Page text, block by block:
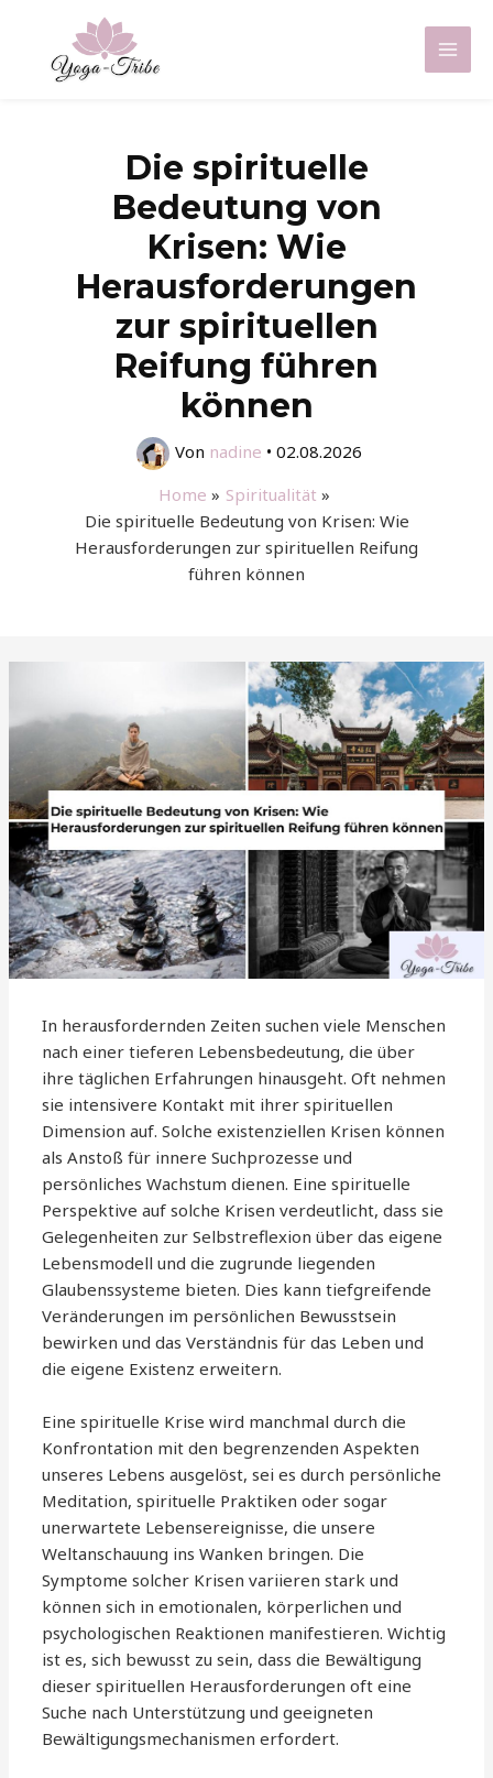
springen
Main
Die spirituelle
Bedeutung von
Krisen: Wie
Herausforderungen
zur spirituellen
Reifung führen
können
Von nadine • 02.08.2026
Home
Spiritualität
Die spirituelle Bedeutung von Krisen: Wie
Herausforderungen zur spirituellen Reifung
führen können
In herausfordernden Zeiten suchen viele Menschen
nach einer tieferen Lebensbedeutung, die über
ihre täglichen Erfahrungen hinausgeht. Oft nehmen
sie intensivere Kontakt mit ihrer spirituellen
Dimension auf. Solche existenziellen Krisen können
als Anstoß für innere Suchprozesse und
persönliches Wachstum dienen. Eine spirituelle
Perspektive auf solche Krisen verdeutlicht, dass sie
Gelegenheiten zur Selbstreflexion über das eigene
Lebensmodell und die zugrunde liegenden
Glaubenssysteme bieten. Dies kann tiefgreifende
Veränderungen im persönlichen Bewusstsein
bewirken und das Verständnis für das Leben und
die eigene Existenz erweitern.
Eine spirituelle Krise wird manchmal durch die
Konfrontation mit den begrenzenden Aspekten
unseres Lebens ausgelöst, sei es durch persönliche
Meditation, spirituelle Praktiken oder sogar
unerwartete Lebensereignisse, die unsere
Weltanschauung ins Wanken bringen. Die
Symptome solcher Krisen variieren stark und
können sich in emotionalen, körperlichen und
psychologischen Reaktionen manifestieren. Wichtig
ist es, sich bewusst zu sein, dass die Bewältigung
dieser spirituellen Herausforderungen oft eine
Suche nach Unterstützung und geeigneten
Bewältigungsmechanismen erfordert.